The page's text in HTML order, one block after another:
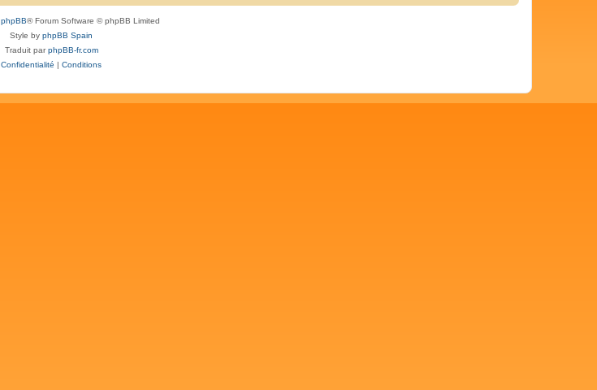
phpBB® Forum Software © phpBB Limited
Style by phpBB Spain
Traduit parphpBB-fr.com
Confidentialité | Conditions